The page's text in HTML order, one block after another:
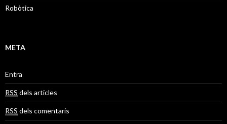
Robòtica
META
Entra
RSS dels articles
RSS dels comentaris